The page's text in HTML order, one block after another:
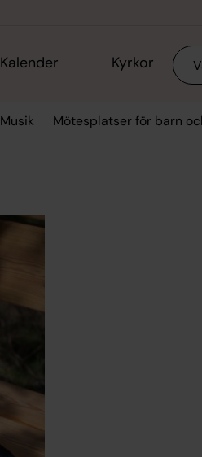
Kalender Kyrkor Sök
Musik Mötesplatser för barn